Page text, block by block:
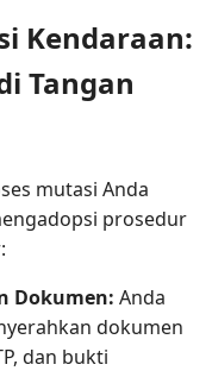
Kendaraan:
Tangan
mutasi Anda
prosedur
Dokumen: Anda
dokumen
dan bukti